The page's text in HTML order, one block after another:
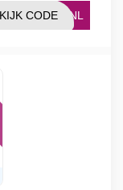
ALNL
CODE